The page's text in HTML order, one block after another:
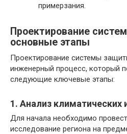
примерзания.
Проектирование
основные этапы
Проектирование системы
инженерный процесс, который
следующие ключевые этапы:
1. Анализ климатических
Для начала необходимо
исследование региона на